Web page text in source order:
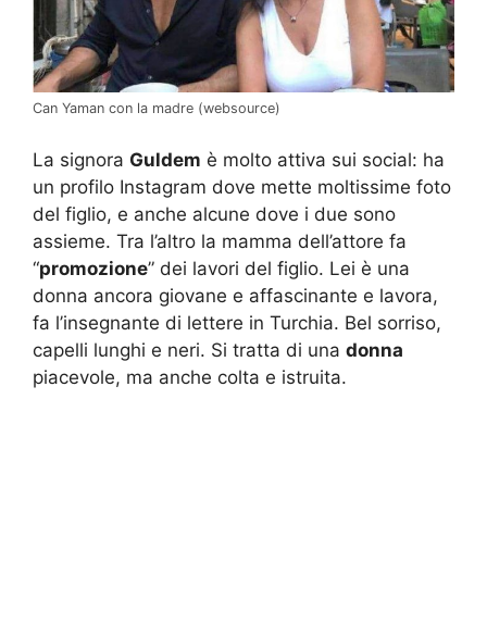
Can Yaman con la madre (websource)
La signora Guldem è molto attiva sui social: ha
un profilo Instagram dove mette moltissime foto
del figlio, e anche alcune dove i due sono
assieme. Tra l’altro la mamma dell’attore fa
“promozione” dei lavori del figlio. Lei è una
donna ancora giovane e affascinante e lavora,
fa l’insegnante di lettere in Turchia. Bel sorriso,
capelli lunghi e neri. Si tratta di una donna
piacevole, ma anche colta e istruita.